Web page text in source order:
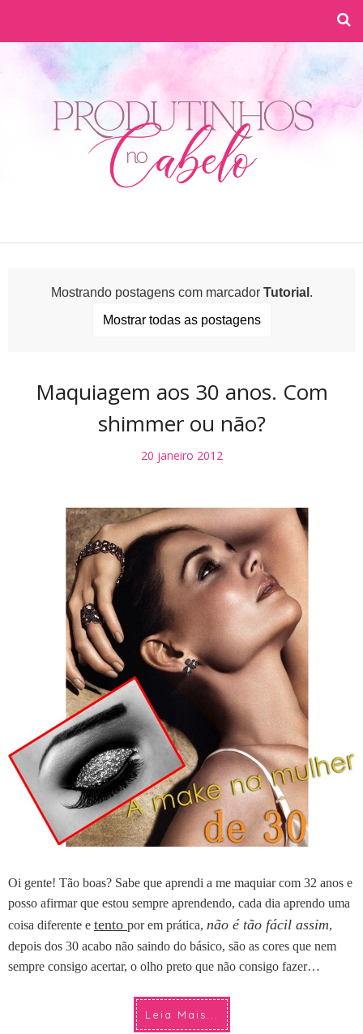
Mostrando postagens com marcador Tutorial .
Mostrar todas as postagens
Maquiagem aos 30 anos. Com
shimmer ou não?
20 janeiro 2012
Oi gente! Tão boas? Sabe que aprendi a me maquiar com 32 anos e
posso afirmar que estou sempre aprendendo, cada dia aprendo uma
coisa diferente e tento por em prática, não é tão fácil assim,
depois dos 30 acabo não saindo do básico, são as cores que nem
sempre consigo acertar, o olho preto que não consigo fazer…
Leia Mais...